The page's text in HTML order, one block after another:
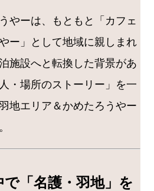
やーは、もともと「カフェ
ー」として地域に親しまれ
施設へと転換した背景があ
・場所のストーリー」を一
地エリア＆かめたろうやー
「名護・羽地」を